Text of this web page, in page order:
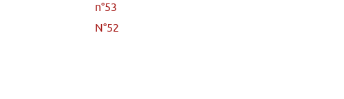
n°53
N°52